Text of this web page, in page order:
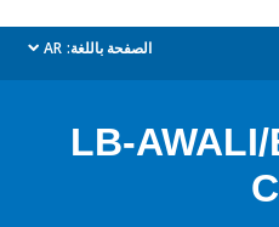
الصفحة باللغة: AR
dropdown
LB-